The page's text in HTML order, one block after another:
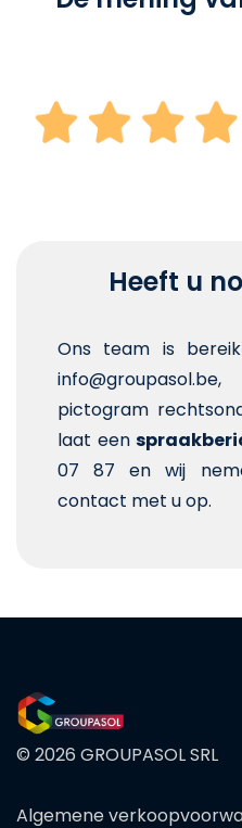
Heeft u
Ons team is
pictogram
laat een
07 87 en wij
contact met u op.
© 2026 GROUPASOL SRL
FOOTER
Algemene